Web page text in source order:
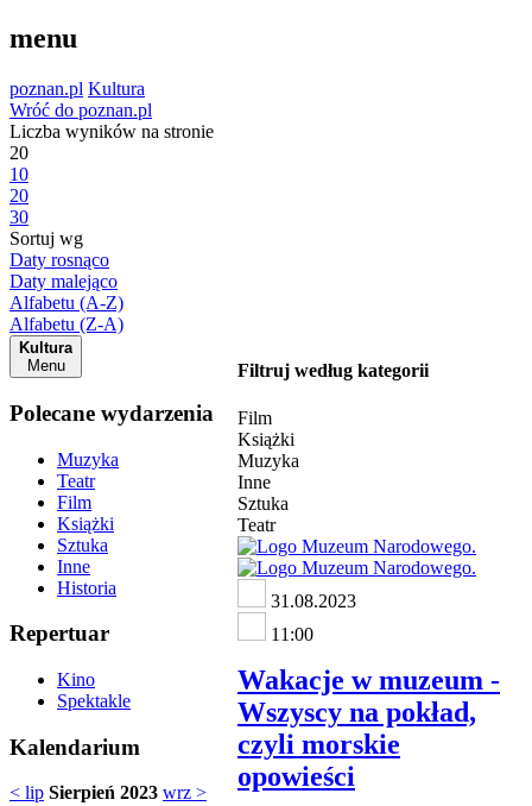
menu
poznan.pl Kultura
Wróć do poznan.pl
Liczba wyników na stronie
20
10
20
30
Sortuj wg
Daty rosnąco
Daty malejąco
Alfabetu (A-Z)
Alfabetu (Z-A)
Kultura
Menu
Polecane wydarzenia
Muzyka
Teatr
Film
Książki
Sztuka
Inne
Historia
Repertuar
Kino
Spektakle
Kalendarium
< lip Sierpień 2023 wrz >
Filtruj według kategorii
Film
Książki
Muzyka
Inne
Sztuka
Teatr
31.08.2023
11:00
Wakacje w muzeum -
Wszyscy na pokład,
czyli morskie
opowieści